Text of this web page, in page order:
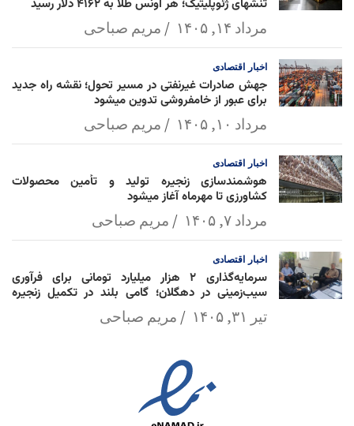
تنشهای ژئوپلیتیک؛ هر اونس طلا به ۴۱۶۲ دلار رسید
مرداد ۱۴, ۱۴۰۵ مریم صباحی
اخبار اقتصادی
جهش صادرات غیرنفتی در مسیر تحول؛ نقشه راه جدید
برای عبور از خامفروشی تدوین میشود
مرداد ۱۰, ۱۴۰۵ مریم صباحی
اخبار اقتصادی
هوشمندسازی زنجیره تولید و تأمین محصولات
کشاورزی تا مهرماه آغاز میشود
مرداد ۷, ۱۴۰۵ مریم صباحی
اخبار اقتصادی
سرمایه‌گذاری ۲ هزار میلیارد تومانی برای فرآوری
سیب‌زمینی در دهگلان؛ گامی بلند در تکمیل زنجیره
ارزش کشاورزیتیر ۳۱, ۱۴۰۵ مریم صباحی